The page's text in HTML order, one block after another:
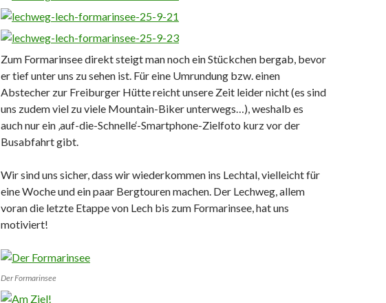
Zum Formarinsee direkt steigt man noch ein Stückchen bergab, bevor
er tief unter uns zu sehen ist. Für eine Umrundung bzw. einen
Abstecher zur Freiburger Hütte reicht unsere Zeit leider nicht (es sind
uns zudem viel zu viele Mountain-Biker unterwegs…), weshalb es
auch nur ein ‚auf-die-Schnelle‘-Smartphone-Zielfoto kurz vor der
Busabfahrt gibt.
Wir sind uns sicher, dass wir wiederkommen ins Lechtal, vielleicht für
eine Woche und ein paar Bergtouren machen. Der Lechweg, allem
voran die letzte Etappe von Lech bis zum Formarinsee, hat uns
motiviert!
Der Formarinsee